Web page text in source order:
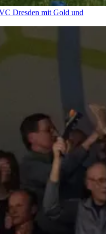
Dresden mit Gold und